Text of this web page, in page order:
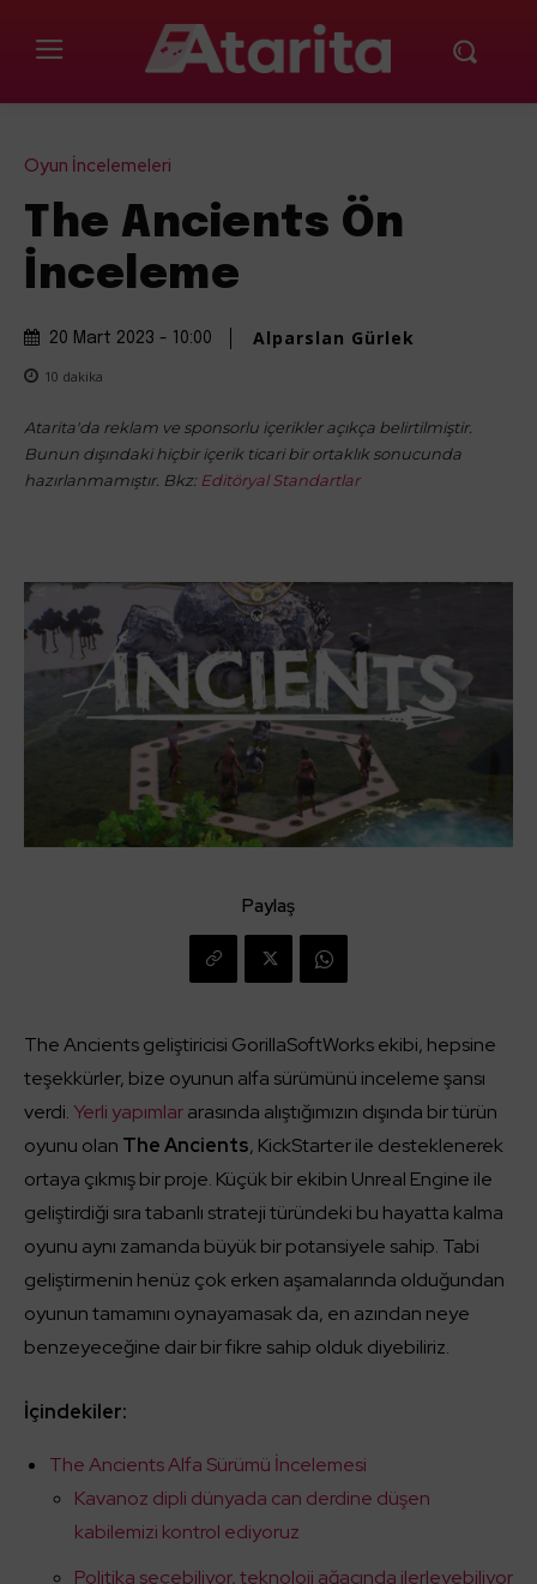
Oyun İncelemeleri
The Ancients Ön
İnceleme
20 Mart 2023 - 10:00 Alparslan Gürlek
10 dakika
Atarita'da reklam ve sponsorlu içerikler açıkça belirtilmiştir.
Bunun dışındaki hiçbir içerik ticari bir ortaklık sonucunda
hazırlanmamıştır. Bkz: Editöryal Standartlar
Paylaş
The Ancients geliştiricisi GorillaSoftWorks ekibi, hepsine
teşekkürler, bize oyunun alfa sürümünü inceleme şansı
verdi. Yerli yapımlararasında alıştığımızın dışında bir türün
oyunu olan The Ancients, KickStarter ile desteklenerek
ortaya çıkmış bir proje. Küçük bir ekibin Unreal Engine ile
geliştirdiği sıra tabanlı strateji türündeki bu hayatta kalma
oyunu aynı zamanda büyük bir potansiyele sahip. Tabi
geliştirmenin henüz çok erken aşamalarında olduğundan
oyunun tamamını oynayamasak da, en azından neye
benzeyeceğine dair bir fikre sahip olduk diyebiliriz.
İçindekiler:
The Ancients Alfa Sürümü İncelemesi
Kavanoz dipli dünyada can derdine düşen
kabilemizi kontrol ediyoruz
Politika seçebiliyor, teknoloji ağacında ilerleyebiliyor